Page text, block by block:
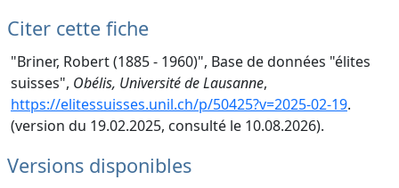
Citer cette fiche
"Briner, Robert (1885 - 1960)", Base de données "élites
suisses", Obélis, Université de Lausanne,
https://elitessuisses.unil.ch/p/50425?v=2025-02-19.
(version du 19.02.2025, consulté le 10.08.2026).
Versions disponibles